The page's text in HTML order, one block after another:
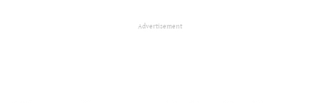
Advertisement